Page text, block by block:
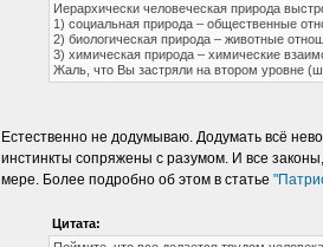
Иерархически человеческая природа
1) социальная природа – общественные
2) биологическая природа – животные
3) химическая природа – химические
Жаль, что Вы застряли на втором уровне
Естественно не додумываю. Додумать всё
инстинкты сопряжены с разумом. И все
мере. Более подробно об этом в статье
Цитата: